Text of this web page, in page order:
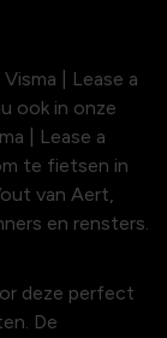
| Lease a
ook in onze
| Lease a
te fietsen in
van Aert,
en rensters.
deze perfect
De